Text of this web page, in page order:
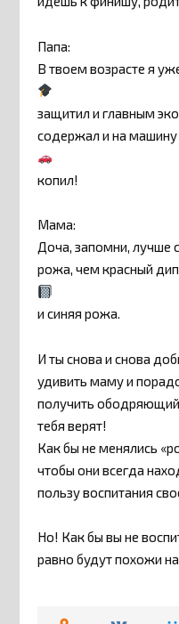
Папа:
В твоем возрасте я
защитил и главным
содержал и на машину
копил!
Мама:
Доча, запомни, лучше
рожа, чем красный
и синяя рожа.
И ты снова и снова
удивить маму и
получить ободряющий
тебя верят!
Как бы не менялись
чтобы они всегда
пользу воспитания
Но! Как бы вы не
равно будут похожи